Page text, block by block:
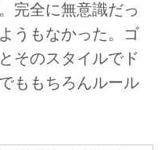
完全に無意識だっ
うもなかった。ゴ
そのスタイルでド
ももちろんルール